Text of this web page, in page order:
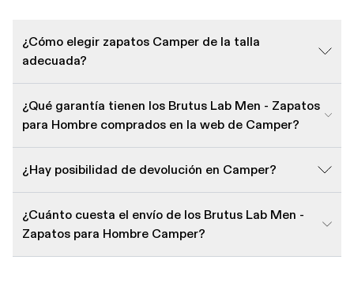
¿Cómo elegir zapatos Camper de la talla
adecuada?
¿Qué garantía tienen los Brutus Lab Men - Zapatos
para Hombre comprados en la web de Camper?
¿Hay posibilidad de devolución en Camper?
¿Cuánto cuesta el envío de los Brutus Lab Men -
Zapatos para Hombre Camper?